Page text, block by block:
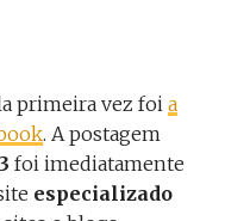
primeira vez foi a
. A postagem
foi imediatamente
especializado